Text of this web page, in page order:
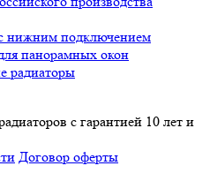
нижним подключением
панорамных окон
радиаторы
с гарантией 10 лет и
Договор оферты